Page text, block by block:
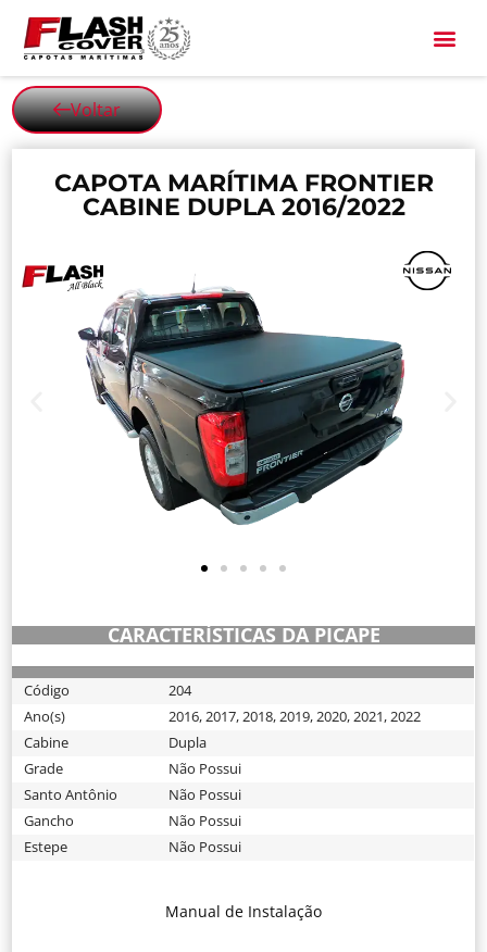
Voltar
CAPOTA MARÍTIMA FRONTIER
CABINE DUPLA 2016/2022
CARACTERÍSTICAS DA PICAPE
Código
204
Ano(s)
2016,2017,2018,2019,2020,2021,2022
Cabine
Dupla
Grade
Não Possui
Santo Antônio
Não Possui
Gancho
Não Possui
Estepe
Não Possui
Manual de Instalação